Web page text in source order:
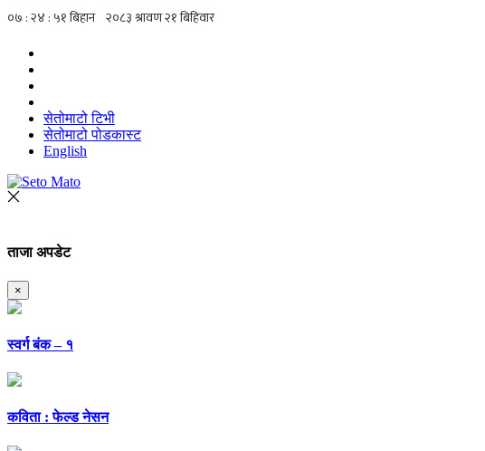
सेतोमाटो टिभी
सेतोमाटो पोडकास्ट
English
ताजा अपडेट
×
स्वर्ग बंक – १
कविता : फेल्ड नेसन